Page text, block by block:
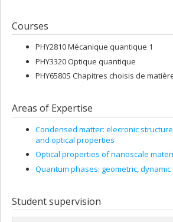
Courses
PHY2810 Mécanique quantique 1
PHY3320 Optique quantique
PHY6580S Chapitres choisis de
Areas of Expertise
Condensed matter: elecronic
and optical properties
Optical properties of nanoscale
Quantum phases: geometric,
Student supervision